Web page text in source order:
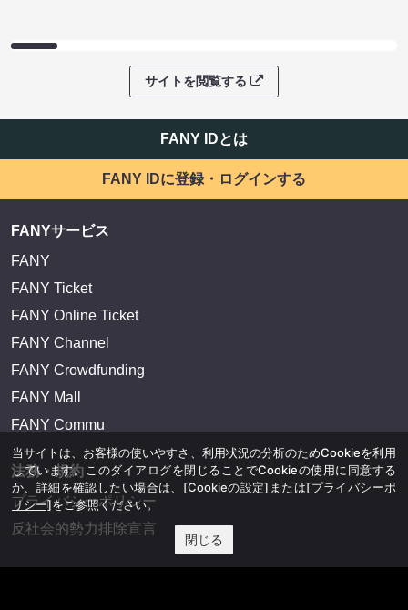
サイトを閲覧する
FANY IDとは
FANY IDに登録・ログインする
FANYサービス
FANY
FANY Ticket
FANY Online Ticket
FANY Channel
FANY Crowdfunding
FANY Mall
FANY Commu
法務・規約
プライバシーポリシー
反社会的勢力排除宣言
当サイトは、お客様の使いやすさ、利用状況の分析のためCookieを利用
しています。このダイアログを閉じることでCookieの使用に同意する
か、詳細を確認したい場合は、 [Cookieの設定] または[プライバシーポ
リシー]をご参照ください。
閉じる